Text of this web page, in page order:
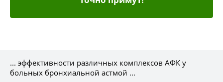
... эффективности различных комплексов АФК у
больных бронхиальной астмой ...